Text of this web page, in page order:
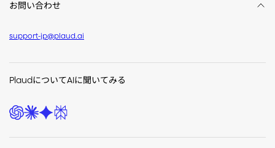
お問い合わせ
support-jp@plaud.ai
PlaudについてAIに聞いてみる